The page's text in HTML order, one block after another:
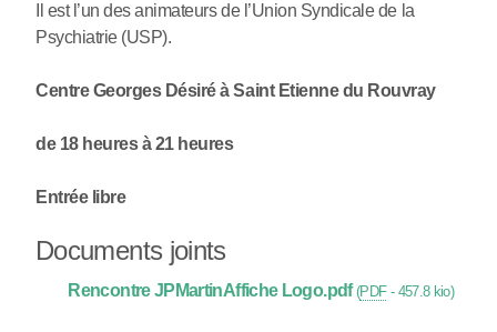
Il est l’un des animateurs de l’Union Syndicale de la
Psychiatrie (USP).
Centre Georges Désiré à Saint Etienne du Rouvray
de 18 heures à 21 heures
Entrée libre
Documents joints
Rencontre JPMartinAffiche Logo.pdf (PDF- 457.8 kio)